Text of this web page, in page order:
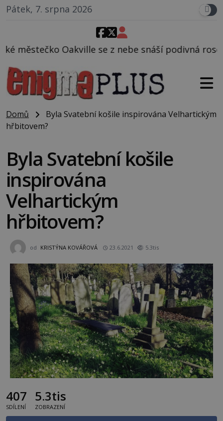
Pátek, 7. srpna 2026
z nebe snáší podivná rosolovitá látka
Domů
Byla Svatební košile inspirována Velhartickým
hřbitovem?
Byla Svatební košile
inspirována
Velhartickým
hřbitovem?
od KRISTÝNA KOVÁŘOVÁ 23.6.2021 5.3tis
407
SDÍLENÍ
5.3tis
ZOBRAZENÍ